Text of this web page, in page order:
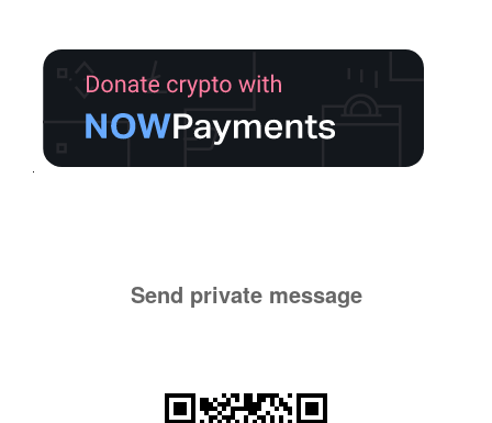
Send private message